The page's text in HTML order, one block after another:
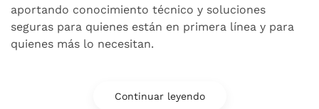
aportando conocimiento técnico y soluciones
seguras para quienes están en primera línea y para
quienes más lo necesitan.
Continuar leyendo